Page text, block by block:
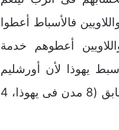
فالأسباط أعطوا
أعطوهم خدمة
يهوذا لأن أورشليم
ستكون مقر الهيكل وكان هذا بحسب علمالله السابق (8 مدن فى يهوذا، 4